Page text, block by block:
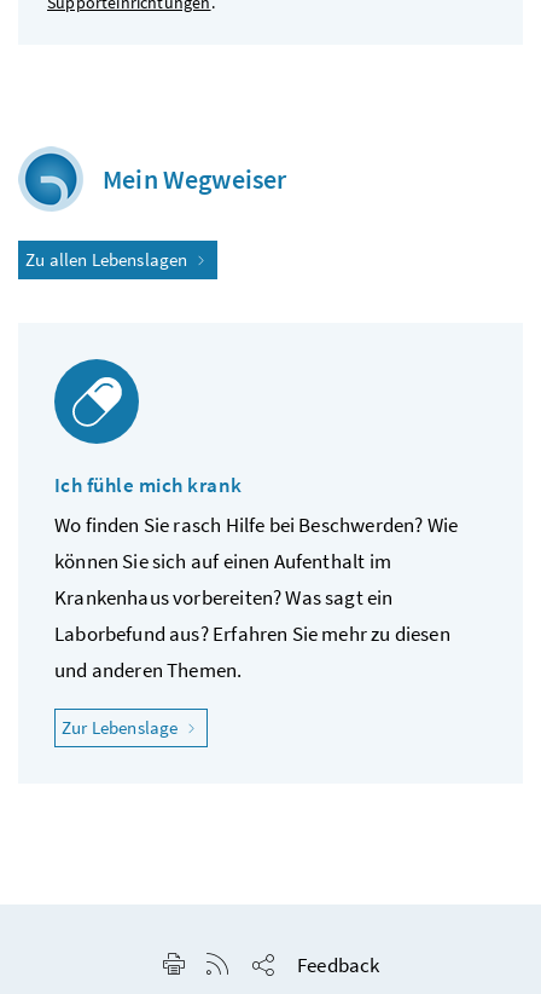
Mein Wegweiser
Zu allen Lebenslagen
Ich fühle mich krank
Wo finden Sie rasch Hilfe bei Beschwerden? Wie
können Sie sich auf einen Aufenthalt im
Krankenhaus vorbereiten? Was sagt ein
Laborbefund aus? Erfahren Sie mehr zu diesen
und anderen Themen.
Zur Lebenslage "Ich fühle mich krank"
Seite drucken
RSS-Feed anzeigen
Feedback